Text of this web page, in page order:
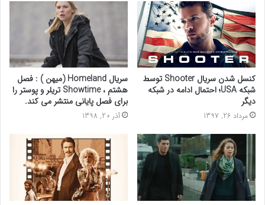
کنسل شدن سریال Shooter توسط
شبکه USA؛ احتمال ادامه در شبکه
دیگر
مرداد 26, 1397
سریال Homeland (میهن ) : فصل
هشتم ، Showtime تریلر و پوستر را
برای فصل پایانی منتشر می کند.
آذر 20, 1398